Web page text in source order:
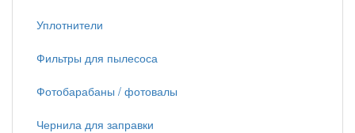
Уплотнители
Фильтры для пылесоса
Фотобарабаны / фотовалы
Чернила для заправки